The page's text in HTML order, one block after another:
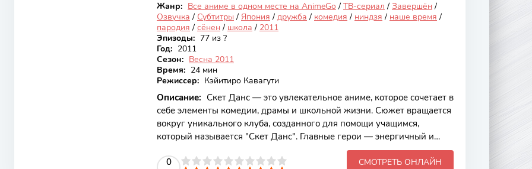
Жанр: Все аниме в одном месте на AnimeGo / ТВ-сериал / Завершён /
Озвучка / Субтитры / Япония / дружба / комедия / ниндзя / наше время /
пародия / сёнен / школа / 2011
Эпизоды: 77 из ?
Год: 2011
Сезон: Весна 2011
Время: 24 мин
Режиссер: Кэйитиро Кавагути
Описание: Скет Данс — это увлекательное аниме, которое сочетает в
себе элементы комедии, драмы и школьной жизни. Сюжет вращается
вокруг уникального клуба, созданного для помощи учащимся,
который называется "Скет Данс". Главные герои — энергичный и
оптимистичный Юта, умная и рассудительная Мицуки, а также
загадочный и талантливый Дайсукэ. Вместе они решают проблемы
0
4 5 6 7 8 9 10 СМОТРЕТЬ ОНЛАЙН